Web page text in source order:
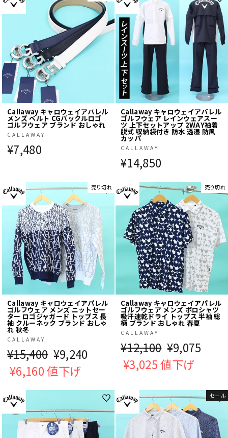
Callaway キャロウェイアパレル
メンズ ベルト CGバックルロゴ
ゴルフウェア ブランド おしゃれ
CALLAWAY
¥7,480
Callaway キャロウェイアパレル
ゴルフウェア レインウェアスー
ツ 上下セットアップ 2WAY袖着
脱式 収納袋付き 防水 透湿 防風
カッパ
CALLAWAY
¥14,850
売り切れ
Callaway キャロウェイアパレル
ゴルフウェア メンズ ニットセー
ター ロゴジャガード トップス 長
袖 クルーネック ブランド おしゃ
れ 秋冬
CALLAWAY
通
常
格
¥15,400 販
売
価
¥9,240
¥6,160 値下げ
売り切れ
Callaway キャロウェイアパレル
ゴルフウェア メンズ ポロシャツ
吸汗速乾ドライ トップス 半袖 総
柄 ブランド おしゃれ 春夏
CALLAWAY
通
常
格
¥12,100 販
売
格
¥9,075
¥3,025 値下げ
セール